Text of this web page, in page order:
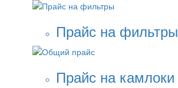
Прайс на фильтры
Прайс на камлоки